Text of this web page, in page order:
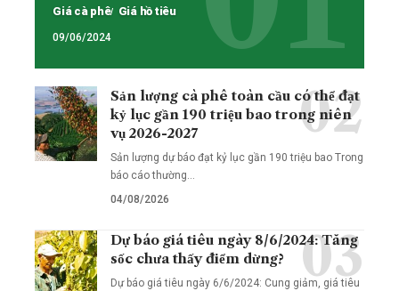
Giá cà phê Giá hồ tiêu
09/06/2024
Sản lượng cà phê toàn cầu có thể đạt
kỷ lục gần 190 triệu bao trong niên
vụ 2026-2027
Sản lượng dự báo đạt kỷ lục gần 190 triệu bao Trong
báo cáo thường…
04/08/2026
Dự báo giá tiêu ngày 8/6/2024: Tăng
sốc chưa thấy điểm dừng?
Dự báo giá tiêu ngày 6/6/2024: Cung giảm, giá tiêu